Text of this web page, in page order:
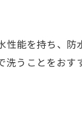
能を持ち、防
うことをおす